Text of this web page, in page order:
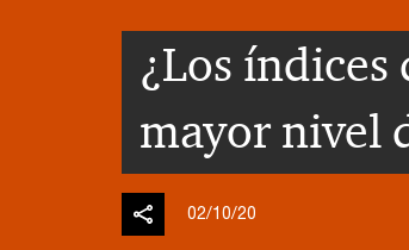
¿Los
mayor nivel
02/10/20